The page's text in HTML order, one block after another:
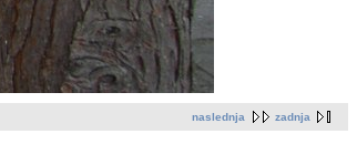
naslednja zadnja